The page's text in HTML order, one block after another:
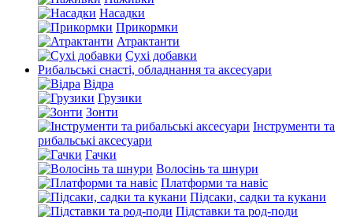
Насадки
Прикормки
Атрактанти
Сухі добавки
Рибальські снасті, обладнання та аксесуари
Відра
Грузики
Зонти
Інструменти та
рибальські аксесуари
Гачки
Волосінь та шнури
Платформи та навіс
Підсаки, садки та кукани
Підставки та род-поди